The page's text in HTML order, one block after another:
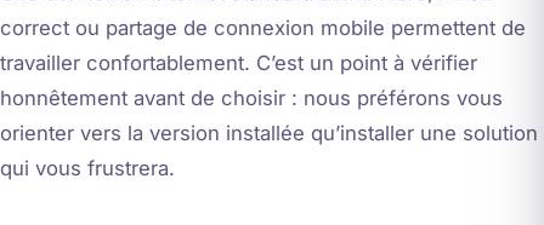
correct ou partage de connexion mobile permettent de
travailler confortablement. C’est un point à vérifier
honnêtement avant de choisir : nous préférons vous
orienter vers la version installée qu’installer une solution
qui vous frustrera.